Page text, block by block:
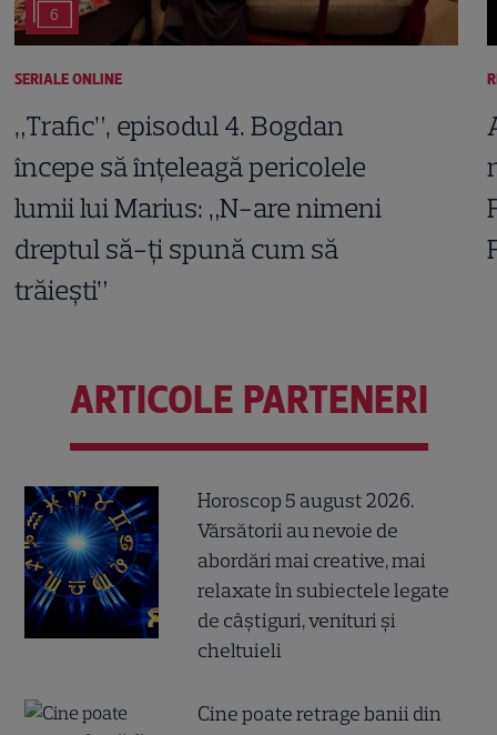
6
SERIALE ONLINE
„Trafic”, episodul 4. Bogdan
începe să înțeleagă pericolele
lumii lui Marius: „N-are nimeni
dreptul să-ți spună cum să
trăiești”
ARTICOLE PARTENERI
Horoscop 5 august 2026.
Vărsătorii au nevoie de
abordări mai creative, mai
relaxate în subiectele legate
de câștiguri, venituri și
cheltuieli
Cine poate retrage banii din